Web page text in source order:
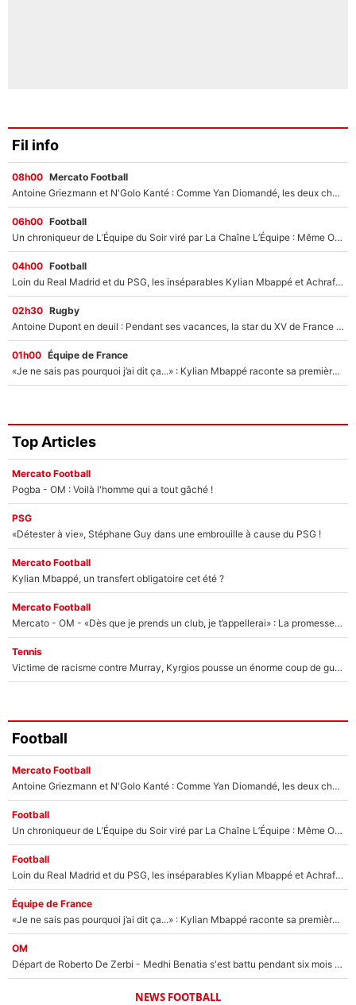
Fil info
08h00 Mercato Football
Antoine Griezmann et N'Golo Kanté : Comme Yan Diomandé, les deux champions du monde ont refusé de signer au PSG !
06h00 Football
Un chroniqueur de L’Équipe du Soir viré par La Chaîne L’Équipe : Même Olivier Ménard n’avait pas pu empêcher son départ, «je l’ai appris sur Twitter, je l’ai vécu assez mal»
04h00 Football
Loin du Real Madrid et du PSG, les inséparables Kylian Mbappé et Achraf Hakimi changent d'équipe le temps d'une journée !
02h30 Rugby
Antoine Dupont en deuil : Pendant ses vacances, la star du XV de France a perdu sa grand-mère
01h00 Équipe de France
«Je ne sais pas pourquoi j’ai dit ça...» : Kylian Mbappé raconte sa première rencontre avec Zinédine Zidane (et c’est très drôle)
Top Articles
Mercato Football
Pogba - OM : Voilà l'homme qui a tout gâché !
PSG
«Détester à vie», Stéphane Guy dans une embrouille à cause du PSG !
Mercato Football
Kylian Mbappé, un transfert obligatoire cet été ?
Mercato Football
Mercato - OM - «Dès que je prends un club, je t’appellerai» : La promesse de Marcelino au moment de claquer la porte
Tennis
Victime de racisme contre Murray, Kyrgios pousse un énorme coup de gueule !
Football
Mercato Football
Antoine Griezmann et N'Golo Kanté : Comme Yan Diomandé, les deux champions du monde ont refusé de signer au PSG !
Football
Un chroniqueur de L’Équipe du Soir viré par La Chaîne L’Équipe : Même Olivier Ménard n’avait pas pu empêcher son départ, «je l’ai appris sur Twitter, je l’ai vécu assez mal»
Football
Loin du Real Madrid et du PSG, les inséparables Kylian Mbappé et Achraf Hakimi changent d'équipe le temps d'une journée !
Équipe de France
«Je ne sais pas pourquoi j’ai dit ça...» : Kylian Mbappé raconte sa première rencontre avec Zinédine Zidane (et c’est très drôle)
OM
Départ de Roberto De Zerbi - Medhi Benatia s'est battu pendant six mois pour le retenir à l'OM, le PSG a été le naufrage de trop : «Je pars avec toi»
NEWS FOOTBALL